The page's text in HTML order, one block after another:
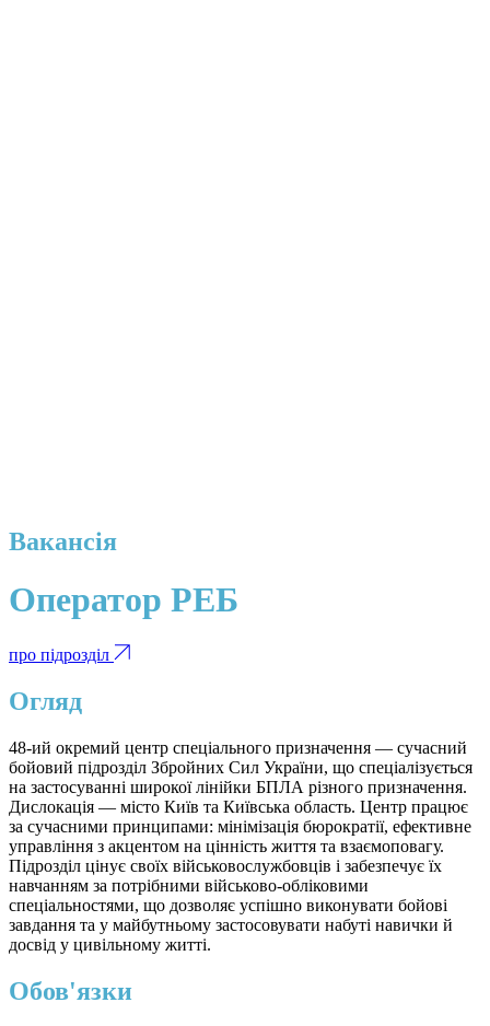
Вакансія
Оператор РЕБ
про підрозділ
Огляд
48-ий окремий центр спеціального призначення — сучасний
бойовий підрозділ Збройних Сил України, що спеціалізується
на застосуванні широкої лінійки БПЛА різного призначення.
Дислокація — місто Київ та Київська область. Центр працює
за сучасними принципами: мінімізація бюрократії, ефективне
управління з акцентом на цінність життя та взаємоповагу.
Підрозділ цінує своїх військовослужбовців і забезпечує їх
навчанням за потрібними військово-обліковими
спеціальностями, що дозволяє успішно виконувати бойові
завдання та у майбутньому застосовувати набуті навички й
досвід у цивільному житті.
Обов'язки